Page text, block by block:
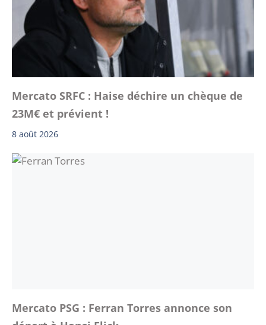
Mercato SRFC : Haise déchire un chèque de
23M€ et prévient !
8 août 2026
Mercato PSG : Ferran Torres annonce son